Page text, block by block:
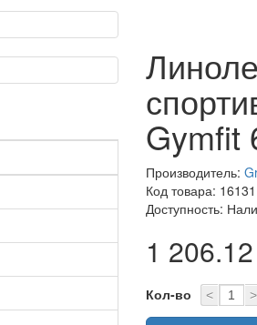
Gymfit
Производитель:
Код товара: 16131
Доступность:
1
Кол-во < >